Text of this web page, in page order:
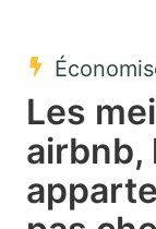
select
date.
Press
the
Les
airbnb,